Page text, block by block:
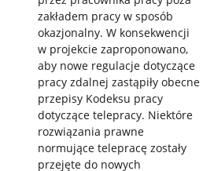
zakładem pracy w sposób
okazjonalny. W konsekwencji
w projekcie zaproponowano,
aby nowe regulacje dotyczące
pracy zdalnej zastąpiły obecne
przepisy Kodeksu pracy
dotyczące telepracy. Niektóre
rozwiązania prawne
normujące telepracę zostały
przejęte do nowych